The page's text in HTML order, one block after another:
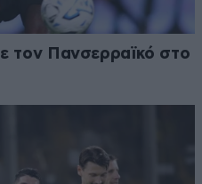
τον Πανσερραϊκό στο